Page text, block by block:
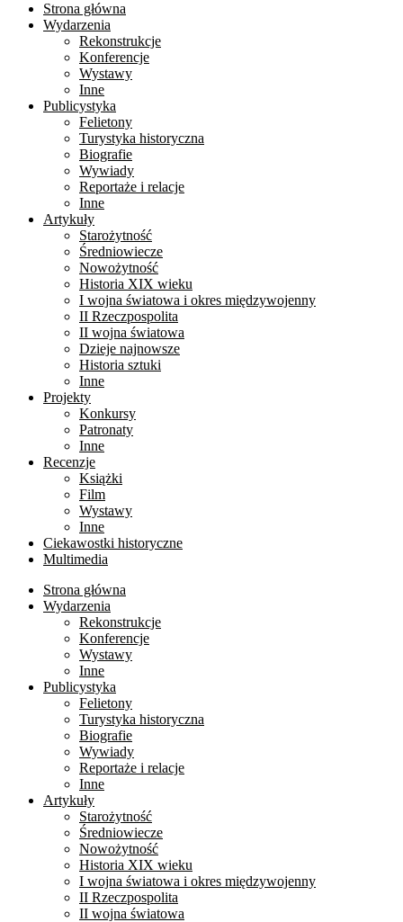
Strona główna
Wydarzenia
Rekonstrukcje
Konferencje
Wystawy
Inne
Publicystyka
Felietony
Turystyka historyczna
Biografie
Wywiady
Reportaże i relacje
Inne
Artykuły
Starożytność
Średniowiecze
Nowożytność
Historia XIX wieku
I wojna światowa i okres międzywojenny
II Rzeczpospolita
II wojna światowa
Dzieje najnowsze
Historia sztuki
Inne
Projekty
Konkursy
Patronaty
Inne
Recenzje
Książki
Film
Wystawy
Inne
Ciekawostki historyczne
Multimedia
Strona główna
Wydarzenia
Rekonstrukcje
Konferencje
Wystawy
Inne
Publicystyka
Felietony
Turystyka historyczna
Biografie
Wywiady
Reportaże i relacje
Inne
Artykuły
Starożytność
Średniowiecze
Nowożytność
Historia XIX wieku
I wojna światowa i okres międzywojenny
II Rzeczpospolita
II wojna światowa